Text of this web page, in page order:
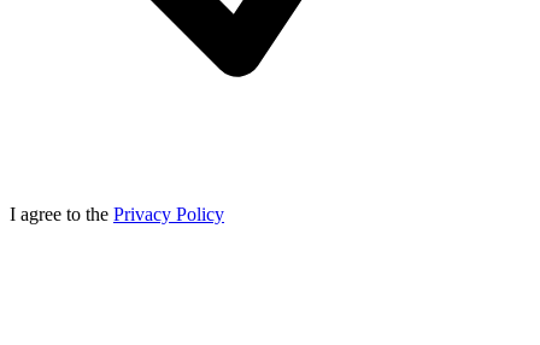
I agree to the Privacy Policy